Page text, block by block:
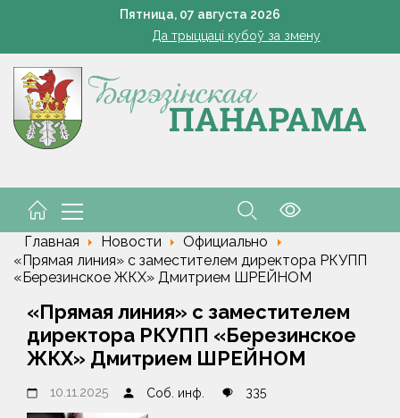
Пятница, 07 августа 2026
Познай свой край. Как в Беларуси развивают внутренний
Да трыццаці кубоў за змену
поручил вернуть в севооборот все поля Минской
Устранение последствий стихии – на контроле
Познай свой край. Как в Беларуси развивают внутренний
Главная Новости
Официально
«Прямая линия» с заместителем директора РКУПП
«Березинское ЖКХ» Дмитрием ШРЕЙНОМ
«Прямая линия» с заместителем
директора РКУПП «Березинское
ЖКХ» Дмитрием ШРЕЙНОМ
10.11.2025 Соб. инф. 335